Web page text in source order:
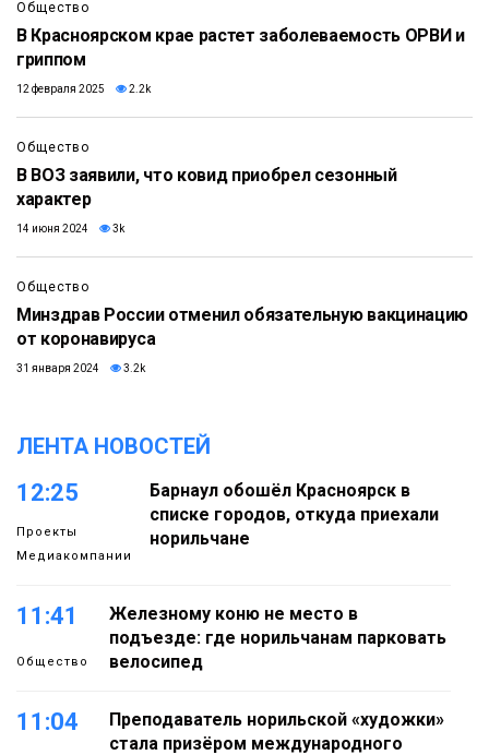
Общество
В Красноярском крае растет заболеваемость ОРВИ и
гриппом
12 февраля 2025 2.2k
Общество
В ВОЗ заявили, что ковид приобрел сезонный
характер
14 июня 2024 3k
Общество
Минздрав России отменил обязательную вакцинацию
от коронавируса
31 января 2024 3.2k
ЛЕНТА НОВОСТЕЙ
12:25
Проекты
Медиакомпании
Барнаул обошёл Красноярск в
списке городов, откуда приехали
норильчане
11:41
Общество
Железному коню не место в
подъезде: где норильчанам парковать
велосипед
11:04
Преподаватель норильской «художки»
стала призёром международного